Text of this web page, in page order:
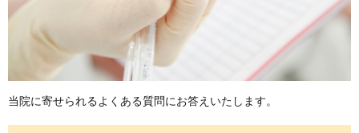
当院に寄せられるよくある質問にお答えいたします。